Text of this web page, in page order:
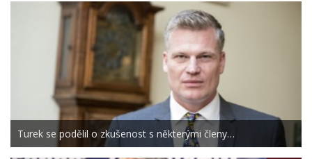
Turek se podělil o zkušenost s některými členy…